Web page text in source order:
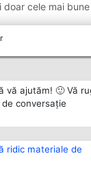
vă ajutăm! 🙂 Vă
conversație
ridic materiale de
cele mai
Plebiscyt